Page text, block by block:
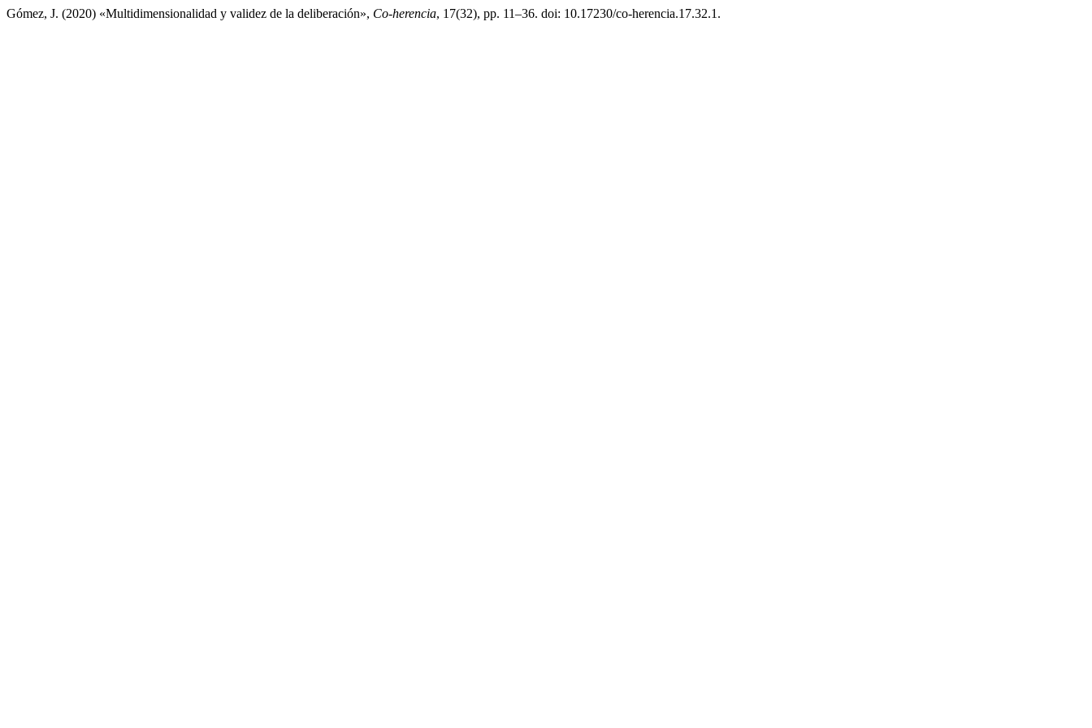
Gómez, J. (2020) «Multidimensionalidad y validez de la deliberación», Co-herencia, 17(32), pp. 11–36. doi: 10.17230/co-herencia.17.32.1.